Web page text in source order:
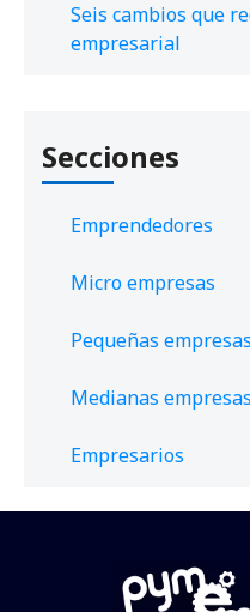
Seis cambios que
empresarial
Secciones
Emprendedores
Micro empresas
Pequeñas empresas
Medianas empresas
Empresarios